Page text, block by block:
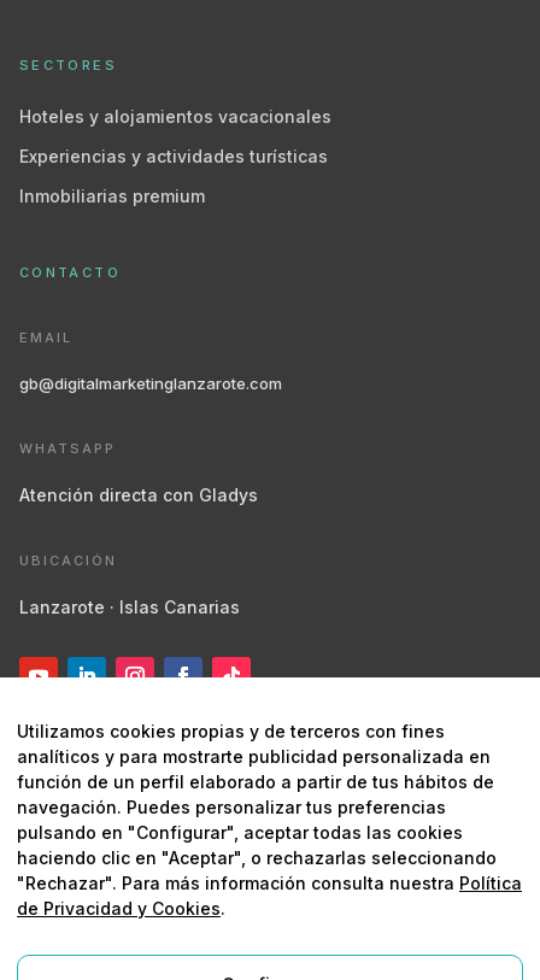
SECTORES
Hoteles y alojamientos vacacionales
Experiencias y actividades turísticas
Inmobiliarias premium
CONTACTO
EMAIL
gb@digitalmarketinglanzarote.com
WHATSAPP
Atención directa con Gladys
UBICACIÓN
Lanzarote · Islas Canarias
© 2026 Digital Marketing Lanzarote ·Marketing estratégico y
digital
Utilizamos cookies propias y de terceros con fines
analíticos y para mostrarte publicidad personalizada en
función de un perfil elaborado a partir de tus hábitos de
navegación. Puedes personalizar tus preferencias
pulsando en "Configurar", aceptar todas las cookies
haciendo clic en "Aceptar", o rechazarlas seleccionando
"Rechazar". Para más información consulta nuestra Política
de Privacidad y Cookies.